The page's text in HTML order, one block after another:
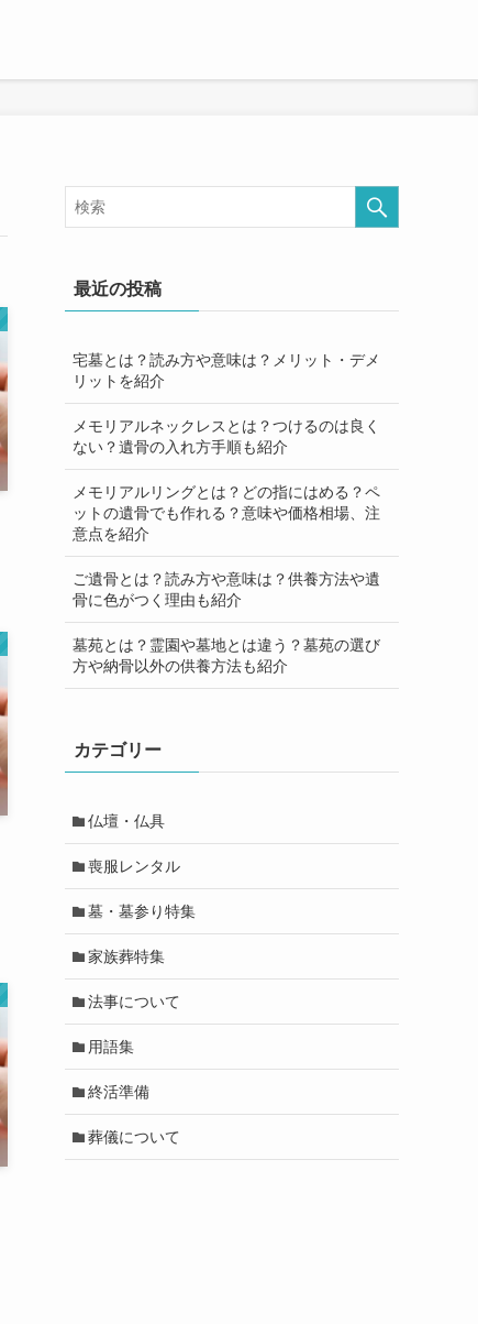
最近の投稿
宅墓とは？読み方や意味は？メリット・デメ
リットを紹介
メモリアルネックレスとは？つけるのは良く
ない？遺骨の入れ方手順も紹介
メモリアルリングとは？どの指にはめる？ペ
ットの遺骨でも作れる？意味や価格相場、注
意点を紹介
ご遺骨とは？読み方や意味は？供養方法や遺
骨に色がつく理由も紹介
墓苑とは？霊園や墓地とは違う？墓苑の選び
方や納骨以外の供養方法も紹介
カテゴリー
仏壇・仏具
喪服レンタル
墓・墓参り特集
家族葬特集
法事について
用語集
終活準備
葬儀について